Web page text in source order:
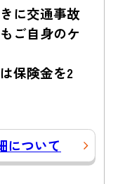
に交通事故
ご自身のケ
保険金を2
について